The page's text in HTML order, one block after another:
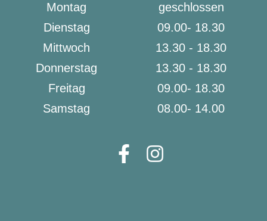
Montag
geschlossen
Dienstag
09.00- 18.30
Mittwoch
13.30 - 18.30
Donnerstag
13.30 - 18.30
Freitag
09.00- 18.30
Samstag
08.00- 14.00